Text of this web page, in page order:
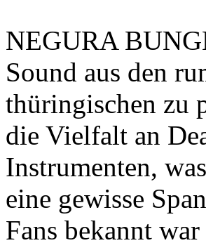
NEGURA
Sound aus den
thüringischen zu
die Vielfalt an
Instrumenten,
eine gewisse
Fans bekannt